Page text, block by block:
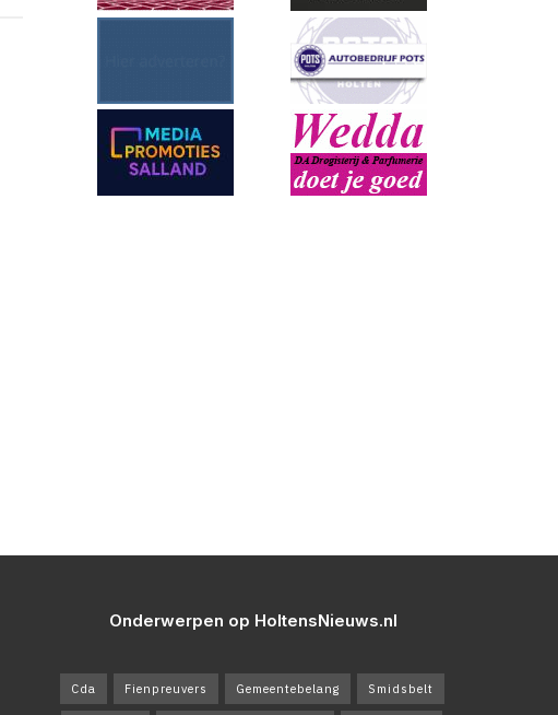
Onderwerpen op HoltensNieuws.nl
Cda Fienpreuvers Gemeentebelang Smidsbelt